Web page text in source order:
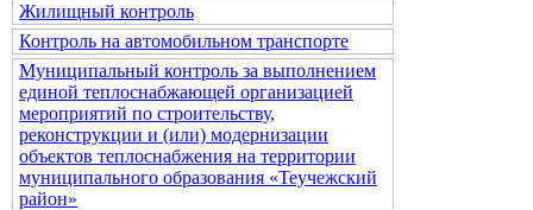
Жилищный контроль
Контроль на автомобильном транспорте
Муниципальный контроль за выполнением
единой теплоснабжающей организацией
мероприятий по строительству,
реконструкции и (или) модернизации
объектов теплоснабжения на территории
муниципального образования «Теучежский
район»